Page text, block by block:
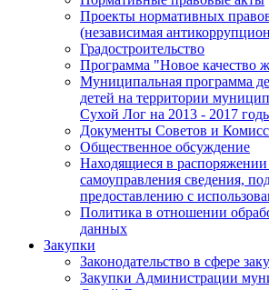
Проекты нормативных
(независимая
Градостроительство
Программа "Новое качество
Муниципальная программа
детей на территории
Сухой Лог на 2013 - 2017
Документы Советов и
Общественное обсуждение
Находящиеся в
самоуправления сведения,
предоставлению с
Политика в отношении
данных
Закупки
Законодательство в сфере
Закупки Администрации